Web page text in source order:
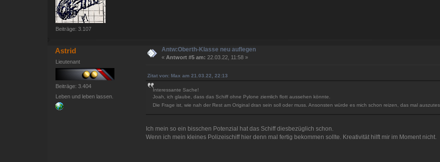
Beiträge: 3.107
Astrid
Lieutenant
Beiträge: 3.404
Leben und leben lassen.
Antw:Oberth-Klasse neu auflegen
« Antwort #5 am: 22.03.22, 11:58 »
Zitat von: Max am 21.03.22, 22:13
Interessante Sache!
Joah, ich glaube, dass das Schiff ohne Pylone ziemlich flott aussehen könnte.
Die Frage ist, wie nah der Rest am Original dran sein soll oder muss. Ansonsten würde es mich schon reizen, das mal
Ich mein so ein bisschen Potenzial hat das Schiff diesbezüglich schon.
Wenn ich mein kleines Polizeischiff hier denn mal fertig bekommen sollte. Kreativität hilft mir im Moment nicht.